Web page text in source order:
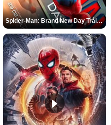
Spider-Man: Brand New Day Tráiler (3)